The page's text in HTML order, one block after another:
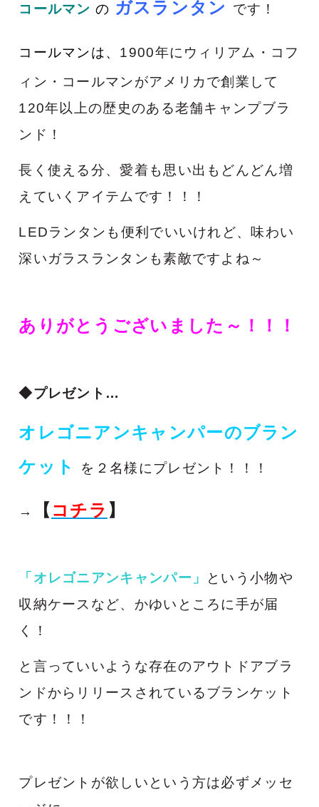
コールマンの ガスランタン です！
コールマンは、 1900年にウィリアム・コフ
ィン・コールマンがアメリカで創業して
120年以上の歴史のある老舗キャンプブラ
ンド！
長く使える分、愛着も思い出もどんどん増
えていくアイテムです！！！
LEDランタンも便利でいいけれど、味わい
深いガラスランタンも素敵ですよね～
ありがとうございました～！！！
◆プレゼント…
オレゴニアンキャンパーのブラン
ケット
を２名様にプレゼント！！！
→ 【 コチラ 】
「オレゴニアンキャンパー」
という小物や
収納ケースなど、 かゆいところに手が届
く！
と言っていいような存在のアウトドアブラ
ンドからリリースされているブランケット
です！！！
プレゼントが欲しいという方は必ずメッセ